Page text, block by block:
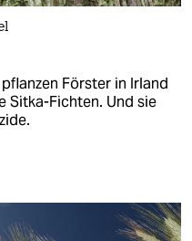
Förster in Irland
Sitka-Fichten. Und sie